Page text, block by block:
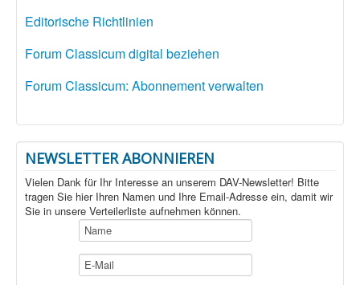
Editorische Richtlinien
Forum Classicum digital beziehen
Forum Classicum: Abonnement verwalten
NEWSLETTER ABONNIEREN
Vielen Dank für Ihr Interesse an unserem DAV-Newsletter! Bitte
tragen Sie hier Ihren Namen und Ihre Email-Adresse ein, damit wir
Sie in unsere Verteilerliste aufnehmen können.